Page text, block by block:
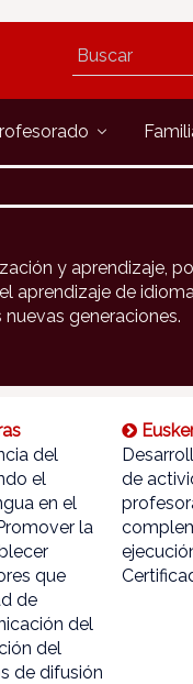
y aprendizaje,
aprendizaje de
generaciones.
del
el
en el
la
que
de
del
del
de difusión
de